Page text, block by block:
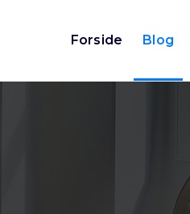
Forside Blog